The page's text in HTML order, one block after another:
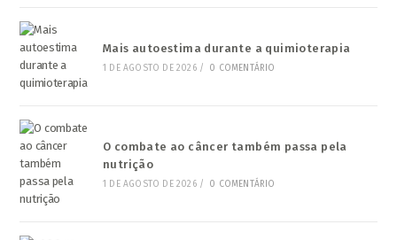
Mais autoestima durante a quimioterapia
1 DE AGOSTO DE 2026 / 0 COMENTÁRIO
O combate ao câncer também passa pela
nutrição
1 DE AGOSTO DE 2026 / 0 COMENTÁRIO